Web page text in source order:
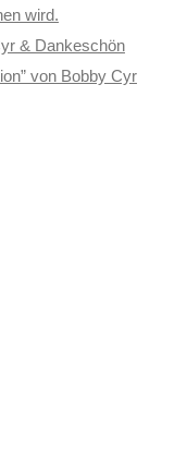
wird.
& Dankeschön
von Bobby Cyr